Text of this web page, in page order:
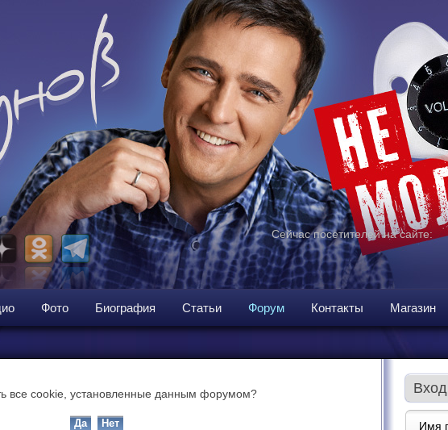
Сейчас посетителей на сайте:
Фото Биография Статьи Форум Контакты Магазин
все cookie, установленные данным форумом? Вход